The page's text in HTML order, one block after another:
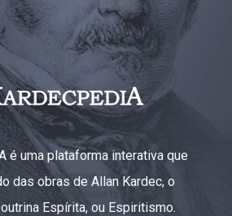
é uma plataforma interativa que
das obras de Allan Kardec, o
Espírita, ou Espiritismo.